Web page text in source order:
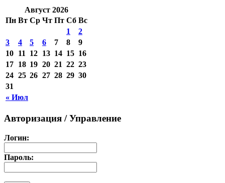
Август 2026
Пн Вт Ср Чт Пт Сб Вс
« Июл
1
2
3
4 5 6 7 8
9
10 11 12 13 14 15 16
17 18 19 20 21 22 23
24 25 26 27 28 29 30
31
Авторизация / Управление
Логин:
Пароль: